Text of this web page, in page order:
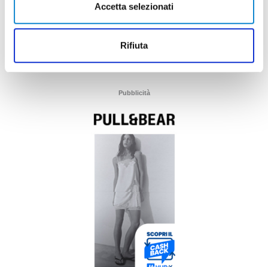
Accetta selezionati
Rifiuta
Pubblicità